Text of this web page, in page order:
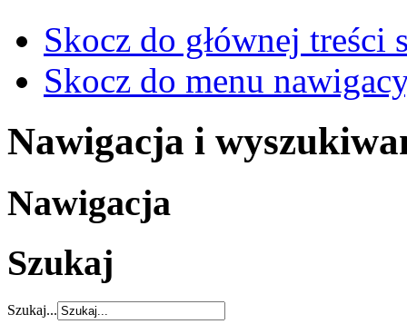
Skocz do głównej treści
Skocz do menu
Nawigacja i
Nawigacja
Szukaj
Szukaj...